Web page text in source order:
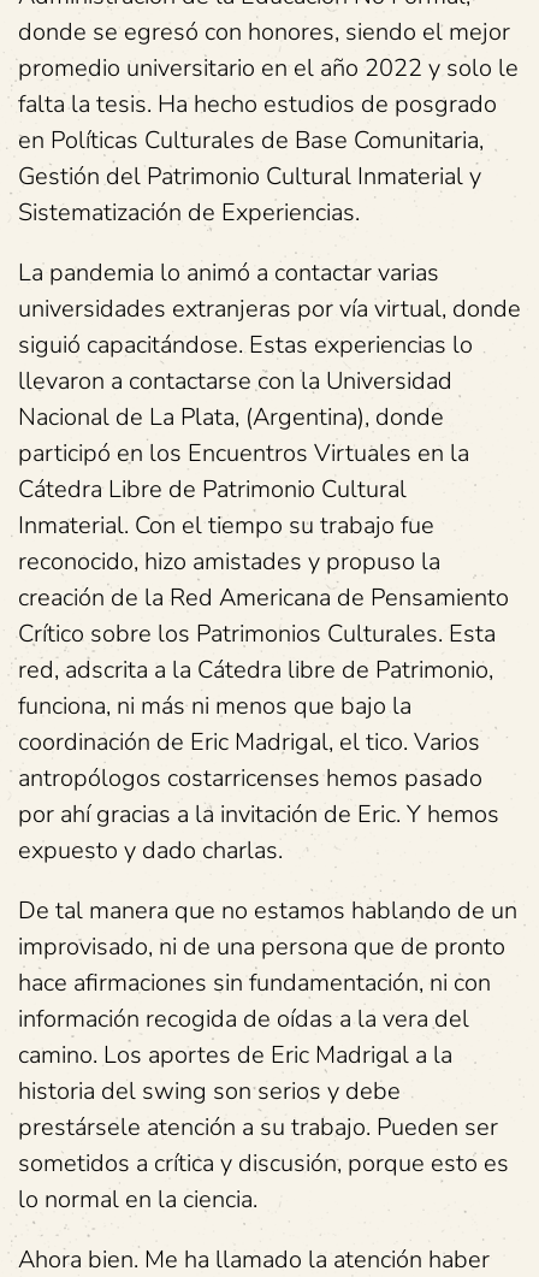
donde se egresó con honores, siendo el mejor
promedio universitario en el año 2022 y solo le
falta la tesis. Ha hecho estudios de posgrado
en Políticas Culturales de Base Comunitaria,
Gestión del Patrimonio Cultural Inmaterial y
Sistematización de Experiencias.
La pandemia lo animó a contactar varias
universidades extranjeras por vía virtual, donde
siguió capacitándose. Estas experiencias lo
llevaron a contactarse con la Universidad
Nacional de La Plata, (Argentina), donde
participó en los Encuentros Virtuales en la
Cátedra Libre de Patrimonio Cultural
Inmaterial. Con el tiempo su trabajo fue
reconocido, hizo amistades y propuso la
creación de la Red Americana de Pensamiento
Crítico sobre los Patrimonios Culturales. Esta
red, adscrita a la Cátedra libre de Patrimonio,
funciona, ni más ni menos que bajo la
coordinación de Eric Madrigal, el tico. Varios
antropólogos costarricenses hemos pasado
por ahí gracias a la invitación de Eric. Y hemos
expuesto y dado charlas.
De tal manera que no estamos hablando de un
improvisado, ni de una persona que de pronto
hace afirmaciones sin fundamentación, ni con
información recogida de oídas a la vera del
camino. Los aportes de Eric Madrigal a la
historia del swing son serios y debe
prestársele atención a su trabajo. Pueden ser
sometidos a crítica y discusión, porque esto es
lo normal en la ciencia.
Ahora bien. Me ha llamado la atención haber